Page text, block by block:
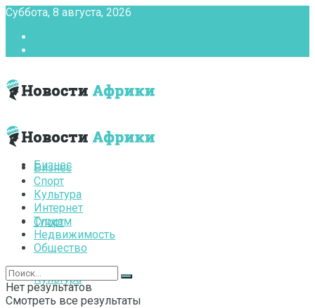
Суббота, 8 августа, 2026
Бизнес
Спорт
Культура
Бизнес
Спорт
Культура
Интернет
Туризм
Недвижимость
Общество
Нет результатов
Смотреть все результаты